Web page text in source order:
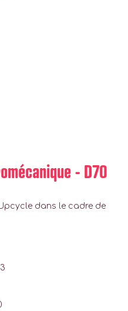
- D70
dans le cadre de